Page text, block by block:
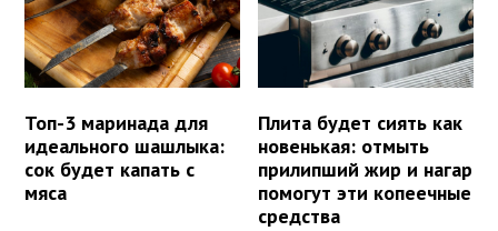
Топ-3 маринада для
идеального шашлыка:
сок будет капать с
мяса
Плита будет сиять как
новенькая: отмыть
прилипший жир и нагар
помогут эти копеечные
средства